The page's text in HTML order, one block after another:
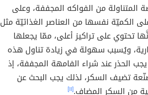
المتناولة من الفواكه المجففة، وعلى
الكميّة نفسها من العناصر الغذائيّة مثل
تحتوي على تراكيز أعلى، ممّا يجعلها
ويُسبب سهولة في زيادة تناول هذه
يجب الحذر عند شراء الفامهة المجففة، إذ
تضيف السكر، لذلك يجب البحث عن
من السكر المضاف.[١١]